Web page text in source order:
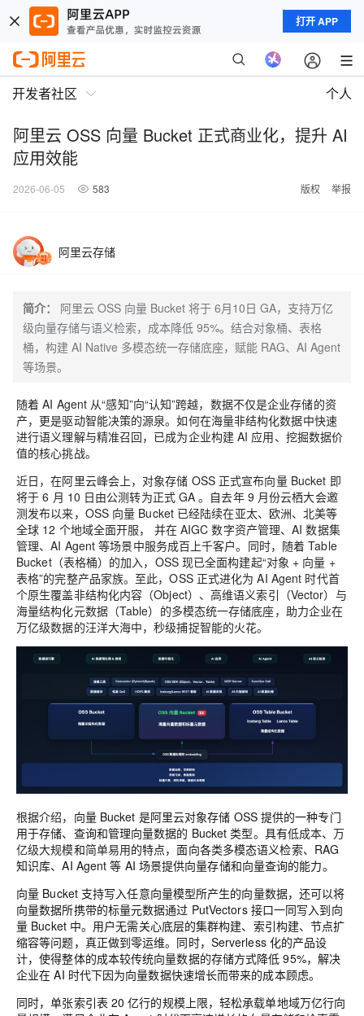
打开 APP
开发者社区 个人
阿里云 OSS 向量 Bucket 正式商业化，提升 AI
应用效能
2026-06-05 583 版权 举报
阿里云存储
简介：
阿里云 OSS 向量 Bucket 将于 6月10日 GA，支持万亿
级向量存储与语义检索，成本降低 95%。结合对象桶、表格
桶，构建 AI Native 多模态统一存储底座，赋能 RAG、AI Agent
等场景。
随着 AI Agent 从“感知”向“认知”跨越，数据不仅是企业存储的资
产，更是驱动智能决策的源泉。如何在海量非结构化数据中快速
进行语义理解与精准召回，已成为企业构建 AI 应用、挖掘数据价
值的核心挑战。
近日，在阿里云峰会上，对象存储 OSS 正式宣布向量 Bucket 即
将于 6 月 10 日由公测转为正式 GA 。自去年 9 月份云栖大会邀
测发布以来，OSS 向量 Bucket 已经陆续在亚太、欧洲、北美等
全球 12 个地域全面开服， 并在 AIGC 数字资产管理、AI 数据集
管理、AI Agent 等场景中服务成百上千客户。同时，随着 Table
Bucket（表格桶）的加入，OSS 现已全面构建起“对象 + 向量 +
表格”的完整产品家族。至此，OSS 正式进化为 AI Agent 时代首
个原生覆盖非结构化内容（Object）、高维语义索引（Vector）与
海量结构化元数据（Table）的多模态统一存储底座，助力企业在
万亿级数据的汪洋大海中，秒级捕捉智能的火花。
根据介绍， 向量 Bucket 是阿里云对象存储 OSS 提供的一种专门
用于存储、查询和管理向量数据的 Bucket 类型。具有低成本、万
亿级大规模和简单易用的特点，面向各类多模态语义检索、RAG
知识库、AI Agent 等 AI 场景提供向量存储和向量查询的能力。
向量 Bucket 支持写入任意向量模型所产生的向量数据，还可以将
向量数据所携带的标量元数据通过 PutVectors 接口一同写入到向
量 Bucket 中。用户无需关心底层的集群构建、索引构建、节点扩
缩容等问题，真正做到零运维。同时，Serverless 化的产品设
计，使得整体的成本较传统向量数据的存储方式降低 95%，解决
企业在 AI 时代下因为向量数据快速增长而带来的成本顾虑。
同时，单张索引表 20 亿行的规模上限，轻松承载单地域万亿行向